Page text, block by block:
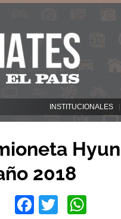
INSTITUCIONALES
2018
Facebook
Twitter